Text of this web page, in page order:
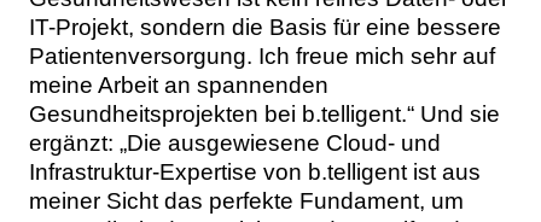
IT-Projekt, sondern die Basis für eine bessere
Patientenversorgung. Ich freue mich sehr auf
meine Arbeit an spannenden
Gesundheitsprojekten bei b.telligent.“ Und sie
ergänzt: „Die ausgewiesene Cloud- und
Infrastruktur-Expertise von b.telligent ist aus
meiner Sicht das perfekte Fundament, um